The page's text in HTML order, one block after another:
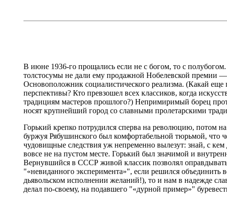
В июне 1936-го прощались если не с богом, то с
толстосумы не дали ему продажной Нобелевской премии
Основоположник социалистического реализма. (Какай
перспективы? Кто превзошел всех классиков, когда
традициям мастеров прошлого?) Непримиримый борец
носят крупнейший город со славными пролетарскими
Горький крепко потрудился сперва на революцию, потом
буржуя Рябушинского был комфортабельной тюрьмой, что
чудовищные следствия уж непременно вылезут: знай, с
вовсе не на пустом месте. Горький был значимой и
Вернувшийся в СССР живой классик позволял
"«невиданного эксперимента»", если решился объединить
дьявольском исполнении желаний!), то и нам в надежде
делал по-своему, на подавшего "«дурной пример»"